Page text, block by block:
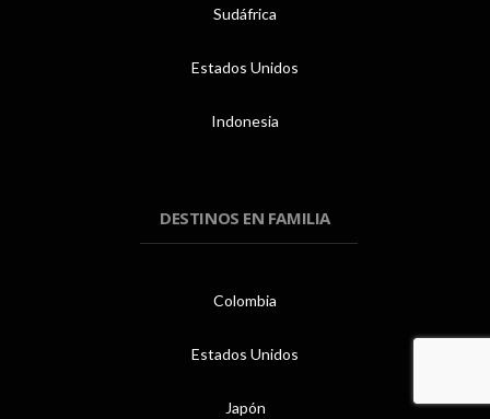
Sudáfrica
Estados Unidos
Indonesia
DESTINOS EN FAMILIA
Colombia
Estados Unidos
Japón